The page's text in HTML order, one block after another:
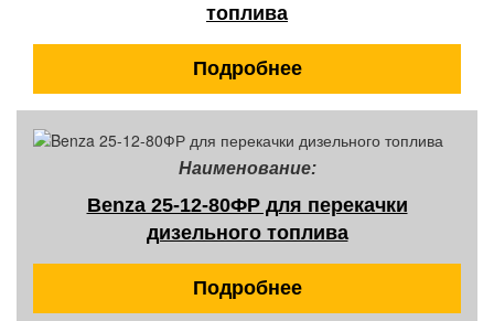
топлива
Подробнее
Наименование:
Benza 25-12-80ФР для перекачки
дизельного топлива
Подробнее